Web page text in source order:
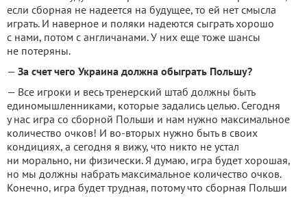
если сборная не надеется на будущее, то ей нет смысла
играть. И наверное и поляки надеются сыграть хорошо
с нами, потом с англичанами. У них еще тоже шансы
не потеряны.
— За счет чего Украина должна обыграть Польшу?
— Все игроки и весь тренерский штаб должны быть
единомышленниками, которые задались целью. Сегодня
у нас игра со сборной Польши и нам нужно максимальное
количество очков! И во-вторых нужно быть в своих
кондициях, а сегодня я вижу, что никто не устал
ни морально, ни физически. Я думаю, игра будет хорошая,
но мы должны набрать максимальное количество очков.
Конечно, игра будет трудная, потому что сборная Польши